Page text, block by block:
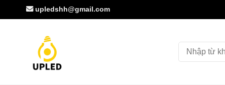
upledshh@gmail.com